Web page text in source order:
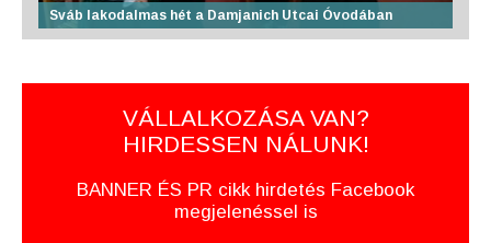
Sváb lakodalmas hét a Damjanich Utcai Óvodában
VÁLLALKOZÁSA VAN?
HIRDESSEN NÁLUNK!
BANNER ÉS PR cikk hirdetés Facebook
megjelenéssel is